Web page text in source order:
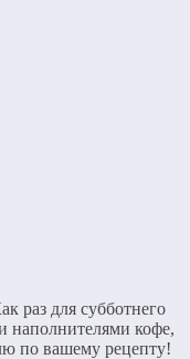
раз для субботнего
наполнителями кофе,
по вашему рецепту!